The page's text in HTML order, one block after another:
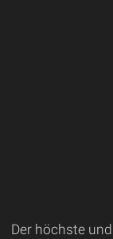
Der höchste